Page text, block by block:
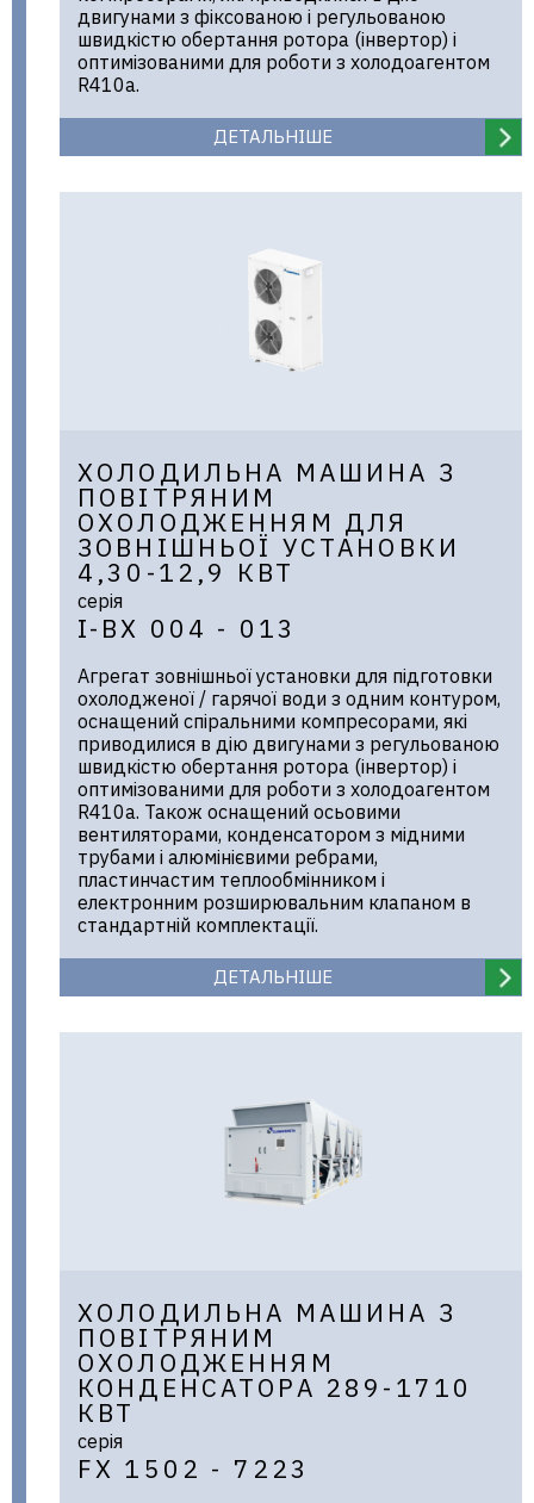
двигунами з фіксованою і регульованою
швидкістю обертання ротора (інвертор) і
оптимізованими для роботи з холодоагентом
R410a.
ДЕТАЛЬНІШЕ
ХОЛОДИЛЬНА МАШИНА З
ПОВІТРЯНИМ
ОХОЛОДЖЕННЯМ ДЛЯ
ЗОВНІШНЬОЇ УСТАНОВКИ
4,30-12,9 КВТ
серія
I-BX 004 - 013
Агрегат зовнішньої установки для підготовки
охолодженої / гарячої води з одним контуром,
оснащений спіральними компресорами, які
приводилися в дію двигунами з регульованою
швидкістю обертання ротора (інвертор) і
оптимізованими для роботи з холодоагентом
R410a. Також оснащений осьовими
вентиляторами, конденсатором з мідними
трубами і алюмінієвими ребрами,
пластинчастим теплообмінником і
електронним розширювальним клапаном в
стандартній комплектації.
ДЕТАЛЬНІШЕ
ХОЛОДИЛЬНА МАШИНА З
ПОВІТРЯНИМ
ОХОЛОДЖЕННЯМ
КОНДЕНСАТОРА 289-1710
КВТ
серія
FX 1502 - 7223